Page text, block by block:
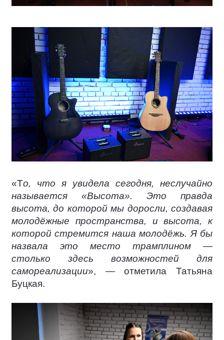
«То, что я увидела сегодня, неслучайно
называется «Высота». Это правда
высота, до которой мы доросли, создавая
молодёжные пространства, и высота, к
которой стремится наша молодёжь. Я бы
назвала это место трамплином —
столько здесь возможностей для
самореализации», — отметила Татьяна
Буцкая.